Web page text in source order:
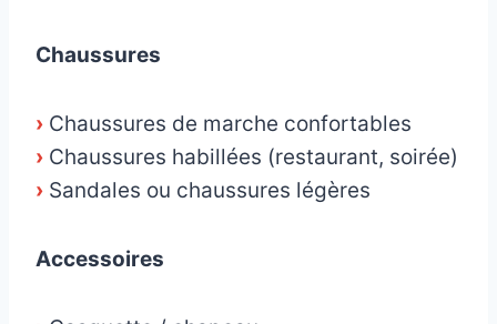
Chaussures
› Chaussures de marche confortables
› Chaussures habillées (restaurant, soirée)
› Sandales ou chaussures légères
Accessoires